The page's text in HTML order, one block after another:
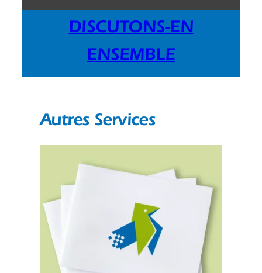
DISCUTONS-EN
ENSEMBLE
Autres Services